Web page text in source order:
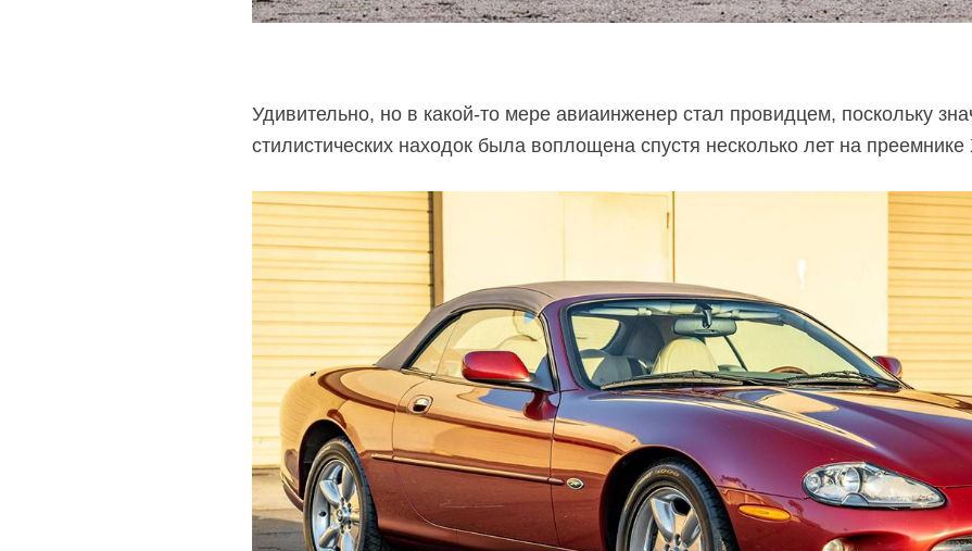
Удивительно, но в какой-томере авиаинженер стал провидцем, поскольку
стилистических находок была воплощена спустя несколько лет на